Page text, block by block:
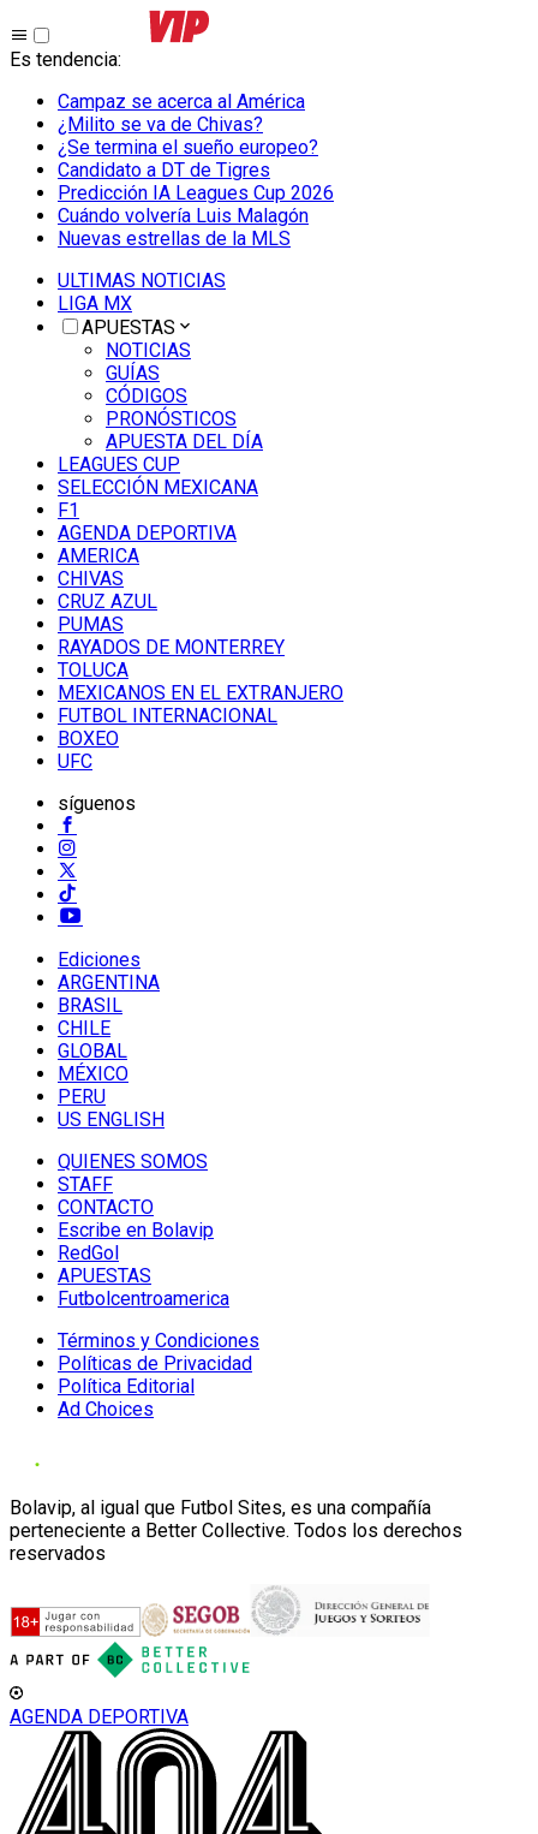
Es tendencia:
Campaz se acerca al América
¿Milito se va de Chivas?
¿Se termina el sueño europeo?
Candidato a DT de Tigres
Predicción IA Leagues Cup 2026
Cuándo volvería Luis Malagón
Nuevas estrellas de la MLS
ULTIMAS NOTICIAS
LIGA MX
APUESTAS
NOTICIAS
GUÍAS
CÓDIGOS
PRONÓSTICOS
APUESTA DEL DÍA
LEAGUES CUP
SELECCIÓN MEXICANA
F1
AGENDA DEPORTIVA
AMERICA
CHIVAS
CRUZ AZUL
PUMAS
RAYADOS DE MONTERREY
TOLUCA
MEXICANOS EN EL EXTRANJERO
FUTBOL INTERNACIONAL
BOXEO
UFC
síguenos
Ediciones
ARGENTINA
BRASIL
CHILE
GLOBAL
MÉXICO
PERU
US ENGLISH
QUIENES SOMOS
STAFF
CONTACTO
Escribe en Bolavip
RedGol
APUESTAS
Futbolcentroamerica
Términos y Condiciones
Políticas de Privacidad
Política Editorial
Ad Choices
Bolavip, al igual que Futbol Sites, es una compañía
perteneciente a Better Collective. Todos los derechos
reservados
AGENDA DEPORTIVA